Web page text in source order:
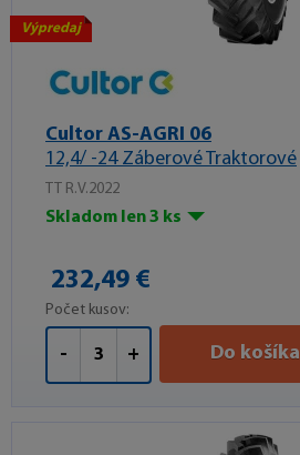
Výpredaj
Cultor AS-AGRI 06
12,4/ -24 Záberové Traktorové
TT R.V.2022
Skladom len 3 ks
232,49 €
Počet kusov:
- + Do košíka